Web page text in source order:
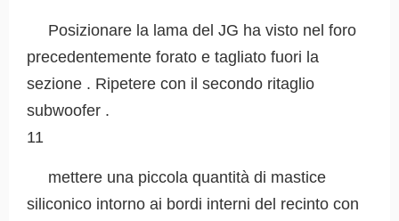
Posizionare la lama del JG ha visto nel foro
precedentemente forato e tagliato fuori la
sezione . Ripetere con il secondo ritaglio
subwoofer .
11
mettere una piccola quantità di mastice
siliconico intorno ai bordi interni del recinto con